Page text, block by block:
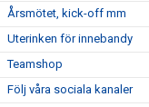
Årsmötet, kick-off mm
Uterinken för innebandy
Teamshop
Följ våra sociala kanaler